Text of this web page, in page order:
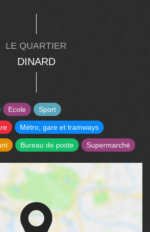
LE QUARTIER
DINARD
Ecole Sport
Métro, gare et tramways
Bureau de poste Supermarché